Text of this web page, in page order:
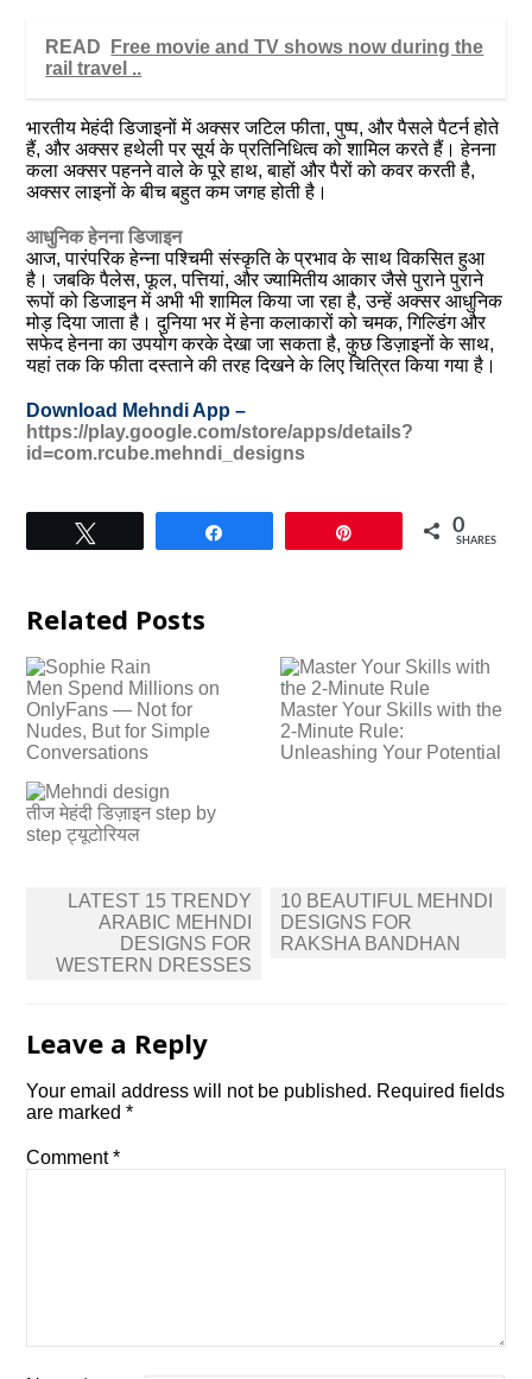
READ
Free movie and TV shows now during the
rail travel ..
भारतीय मेहंदी डिजाइनों में अक्सर जटिल फीता, पुष्प, और पैसले पैटर्न होते
हैं, और अक्सर हथेली पर सूर्य के प्रतिनिधित्व को शामिल करते हैं। हेनना
कला अक्सर पहनने वाले के पूरे हाथ, बाहों और पैरों को कवर करती है,
अक्सर लाइनों के बीच बहुत कम जगह होती है।
आधुनिक हेनना डिजाइन
आज, पारंपरिक हेन्ना पश्चिमी संस्कृति के प्रभाव के साथ विकसित हुआ
है। जबकि पैलेस, फूल, पत्तियां, और ज्यामितीय आकार जैसे पुराने पुराने
रूपों को डिजाइन में अभी भी शामिल किया जा रहा है, उन्हें अक्सर आधुनिक
मोड़ दिया जाता है। दुनिया भर में हेना कलाकारों को चमक, गिल्डिंग और
सफेद हेनना का उपयोग करके देखा जा सकता है, कुछ डिज़ाइनों के साथ,
यहां तक ​​कि फीता दस्ताने की तरह दिखने के लिए चित्रित किया गया है।
Download Mehndi App –
https://play.google.com/store/apps/details?
id=com.rcube.mehndi_designs
0
SHARES
Related Posts
Men Spend Millions on
OnlyFans — Not for
Nudes, But for Simple
Conversations
Master Your Skills with the
2-Minute Rule:
Unleashing Your Potential
तीज मेहंदी डिज़ाइन step by
step ट्यूटोरियल
Post
navigation
LATEST 15 TRENDY
ARABIC MEHNDI
DESIGNS FOR
WESTERN DRESSES
10 BEAUTIFUL MEHNDI
DESIGNS FOR
RAKSHA BANDHAN
Leave a Reply
Your email address will not be published. Required fields
are marked*
Comment*